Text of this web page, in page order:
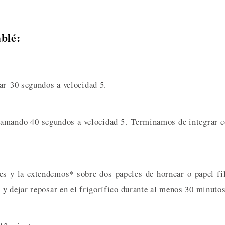
30 segundos a velocidad 5.
40 segundos a velocidad 5. Terminamos de integrar
y la extendemos* sobre dos papeles de hornear o papel
dejar reposar en el frigorífico durante al menos 30